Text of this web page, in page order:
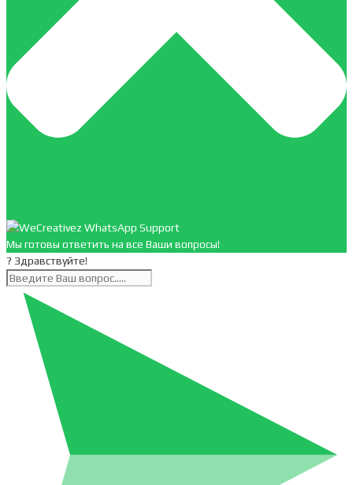
Мы готовы ответить на все Ваши вопросы!
? Здравствуйте!